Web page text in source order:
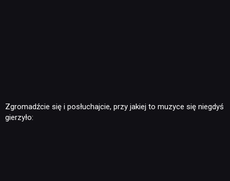
Zgromadźcie się i posłuchajcie, przy jakiej to muzyce się niegdyś
gierzyło: